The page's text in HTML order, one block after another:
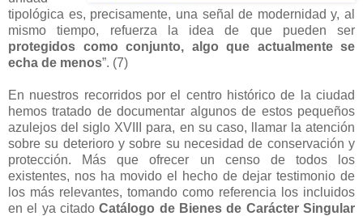
tipológica es, precisamente, una señal de modernidad y, al
mismo tiempo, refuerza la idea de que pueden ser
protegidos como conjunto, algo que actualmente se
echa de menos”. (7)
En nuestros recorridos por el centro histórico de la ciudad
hemos tratado de documentar algunos de estos pequeños
azulejos del siglo XVIII para, en su caso, llamar la atención
sobre su deterioro y sobre su necesidad de conservación y
protección. Más que ofrecer un censo de todos los
existentes, nos ha movido el hecho de dejar testimonio de
los más relevantes, tomando como referencia los incluidos
en el ya citadoCatálogo de Bienes de Carácter Singular